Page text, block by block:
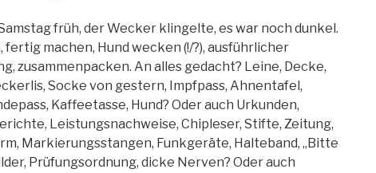
früh, der Wecker klingelte, es war noch dunkel.
fertig machen, Hund wecken (!/?), ausführlicher
zusammenpacken. An alles gedacht? Leine, Decke,
Socke von gestern, Impfpass, Ahnentafel,
Kaffeetasse, Hund? Oder auch Urkunden,
Leistungsnachweise, Chipleser, Stifte, Zeitung,
Markierungsstangen, Funkgeräte, Halteband, „Bitte
Prüfungsordnung, dicke Nerven? Oder auch